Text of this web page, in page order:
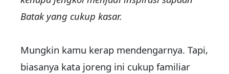
Batak yang cukup kasar.
Mungkin kamu kerap mendengarnya. Tapi,
biasanya kata joreng ini cukup familiar